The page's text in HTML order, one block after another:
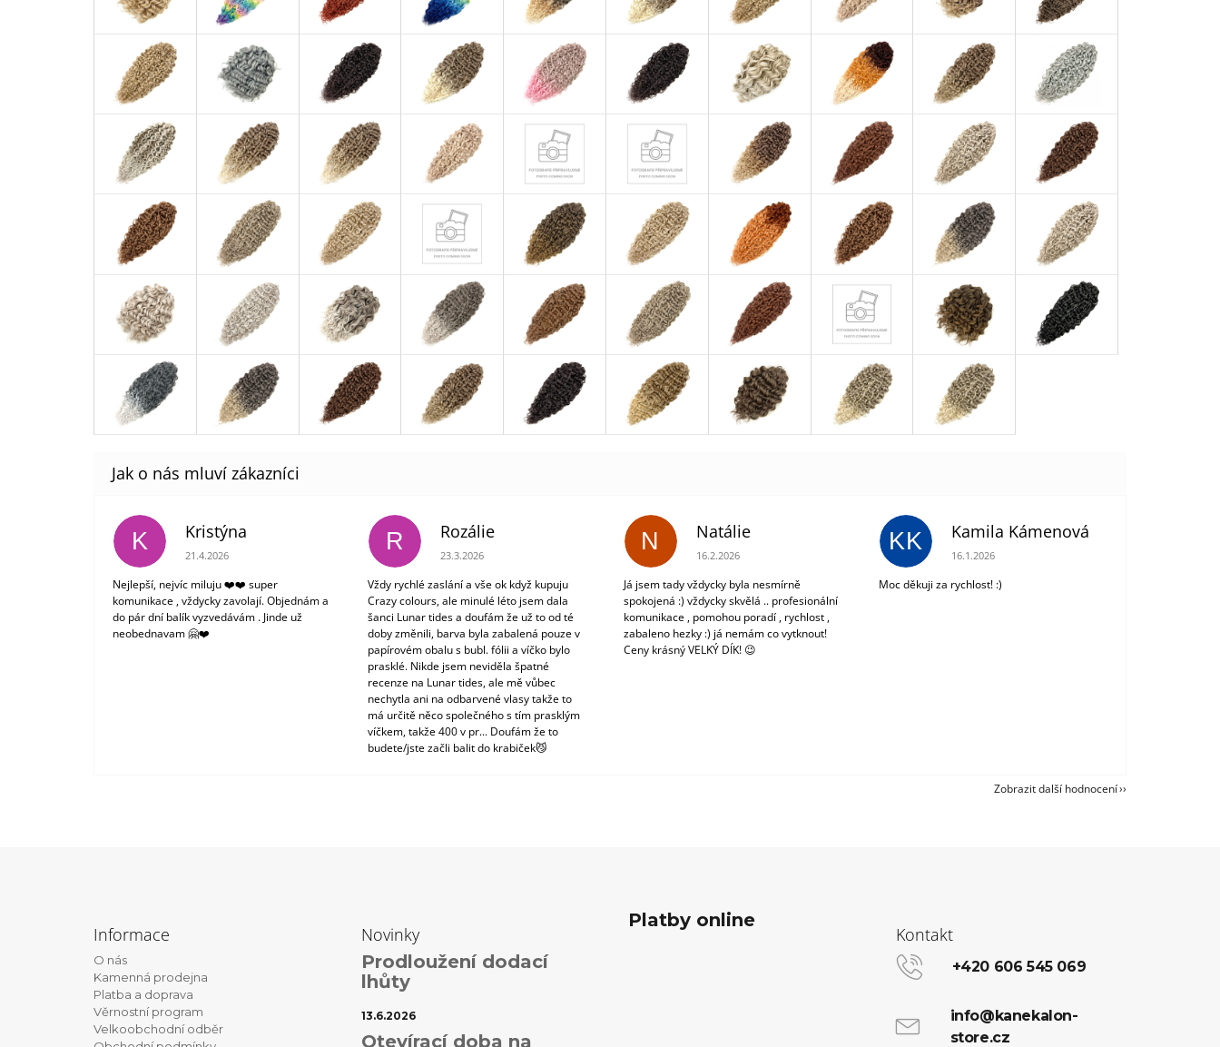
K Kristýna
Hodnocení obchodu je 5 z 5 hvězdiček.
21.4.2026
Nejlepší, nejvíc miluju ❤️❤️ super
komunikace , vždycky zavolají. Objednám a
do pár dní balík vyzvedávám . Jinde už
neobednavam 🤗❤️
R Rozálie
Hodnocení obchodu je 3 z 5 hvězdiček.
23.3.2026
Vždy rychlé zaslání a vše ok když kupuju
Crazy colours, ale minulé léto jsem dala
šanci Lunar tides a doufám že už to od té
doby změnili, barva byla zabalená pouze v
papírovém obalu s bubl. fólii a víčko bylo
prasklé. Nikde jsem neviděla špatné
recenze na Lunar tides, ale mě vůbec
nechytla ani na odbarvené vlasy takže to
má určitě něco společného s tím prasklým
víčkem, takže 400 v pr... Doufám že to
budete/jste začli balit do krabiček😼
N Natálie
Hodnocení obchodu je 5 z 5 hvězdiček.
16.2.2026
Já jsem tady vždycky byla nesmírně
spokojená :) vždycky skvělá .. profesionální
komunikace , pomohou poradí , rychlost ,
zabaleno hezky :) já nemám co vytknout!
Ceny krásný VELKÝ DÍK! 😉
KK Kamila Kámenová
Hodnocení obchodu je 5 z 5 hvězdiček.
16.1.2026
Moc děkuji za rychlost! :)
Zobrazit další hodnocení
Informace
O nás
Kamenná prodejna
Platba a doprava
Věrnostní program
Velkoobchodní odběr
Novinky
Prodloužení dodací
lhůty
13.6.2026
Otevírací doba na
Platby online
Kontakt
+420 606 545 069
info@kanekalon-
store.cz